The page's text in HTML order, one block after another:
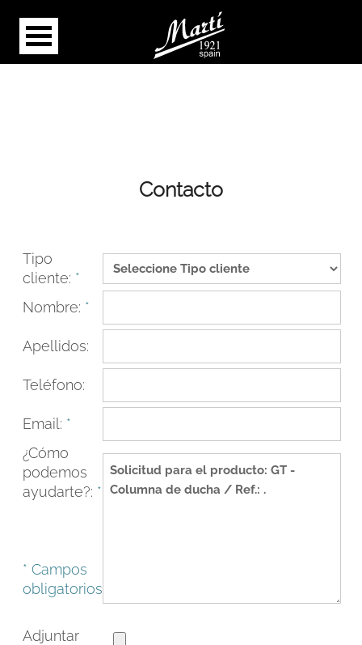
INSTAGRAM
CAT ESP
Contacto
Tipo
cliente: *
Nombre: *
Apellidos:
Teléfono:
Email: *
¿Cómo
podemos
ayudarte?: *
* Campos
obligatorios
Adjuntar